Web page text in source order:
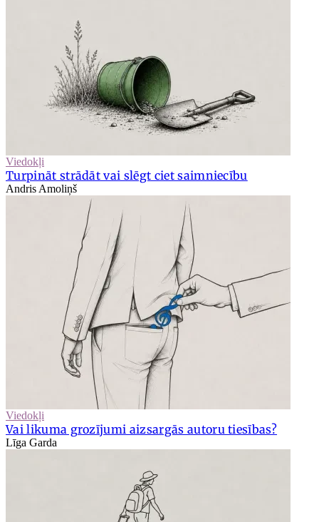
Viedokļi
Turpināt strādāt vai slēgt ciet saimniecību
Andris Amoliņš
Viedokļi
Vai likuma grozījumi aizsargās autoru tiesības?
Līga Garda